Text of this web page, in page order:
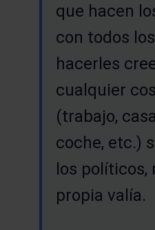
que hacen
con todos
hacerles
cualquier
(trabajo,
coche, etc.)
los políticos,
propia valía.